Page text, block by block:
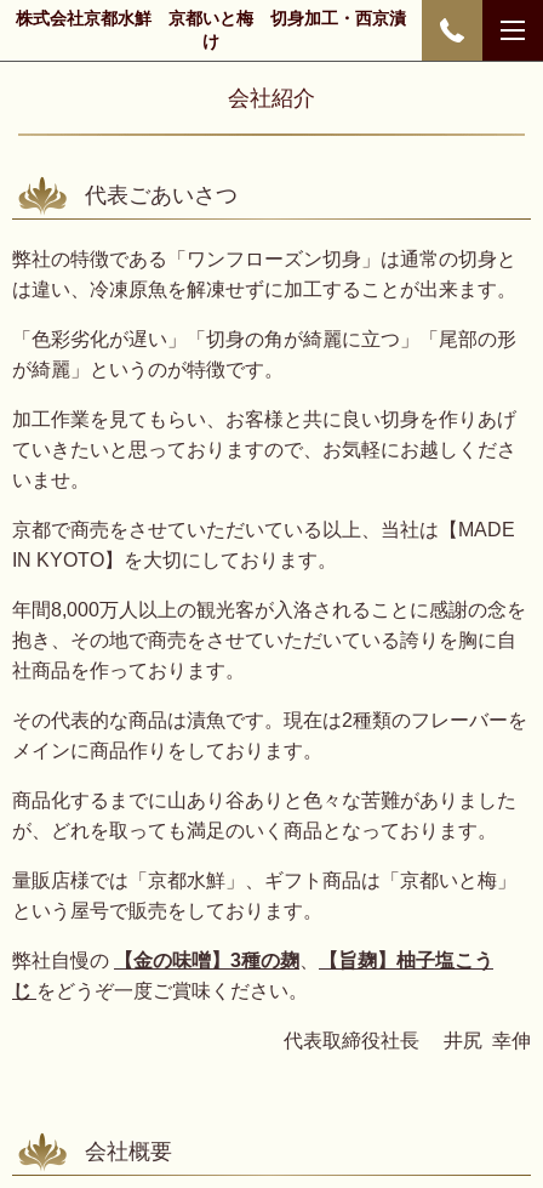
株式会社京都水鮮 京都いと梅 切身加工・西京漬
け
会社紹介
代表ごあいさつ
弊社の特徴である「ワンフローズン切身」は通常の切身と
は違い、冷凍原魚を解凍せずに加工することが出来ます。
「色彩劣化が遅い」「切身の角が綺麗に立つ」「尾部の形
が綺麗」というのが特徴です。
加工作業を見てもらい、お客様と共に良い切身を作りあげ
ていきたいと思っておりますので、お気軽にお越しくださ
いませ。
京都で商売をさせていただいている以上、当社は【MADE
IN KYOTO】を大切にしております。
年間8,000万人以上の観光客が入洛されることに感謝の念を
抱き、その地で商売をさせていただいている誇りを胸に自
社商品を作っております。
その代表的な商品は漬魚です。現在は2種類のフレーバーを
メインに商品作りをしております。
商品化するまでに山あり谷ありと色々な苦難がありました
が、どれを取っても満足のいく商品となっております。
量販店様では「京都水鮮」、ギフト商品は「京都いと梅」
という屋号で販売をしております。
弊社自慢の 【金の味噌】 3種の麹
【旨麹】柚子塩こう
じ をどうぞ一度ご賞味ください。
代表取締役社長 井尻 幸伸
会社概要